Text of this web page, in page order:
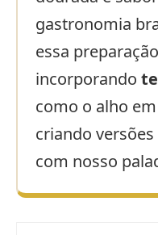
gastronomia
essa
incorporando
como o alho
criando
com nosso